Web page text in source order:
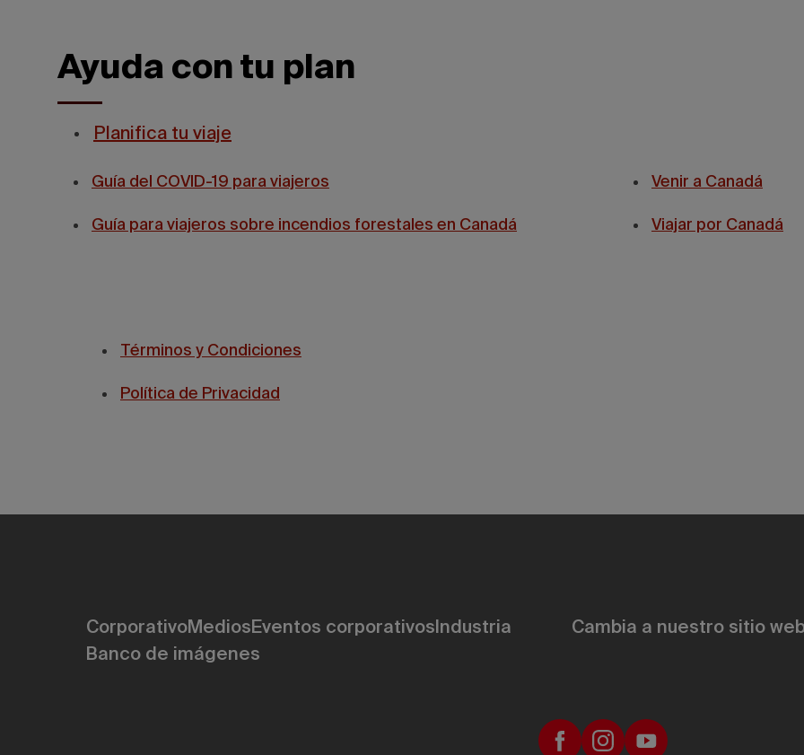
Ayuda con tu plan
Planifica tu viaje
Guía del COVID-19 para viajeros
Guía para viajeros sobre incendios forestales en Canadá
Venir a Canadá
Viajar por Canadá
Términos y Condiciones
Política de Privacidad
CorporativoMediosEventos corporativosIndustria
Banco de imágenes
Cambia a nuestro sitio